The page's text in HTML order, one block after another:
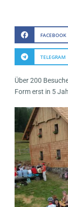
FACEBOOK
TELEGRAM
Über 200
Form erst in 5